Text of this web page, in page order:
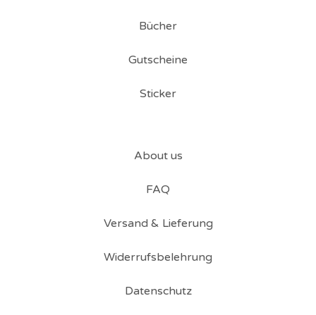
Bücher
Gutscheine
Sticker
About us
FAQ
Versand & Lieferung
Widerrufsbelehrung
Datenschutz